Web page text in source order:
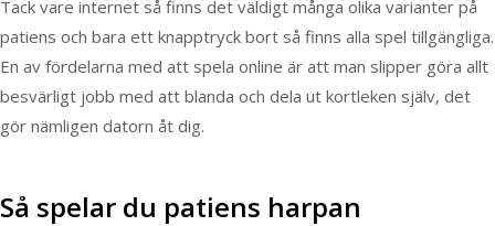
Tack vare internet så finns det väldigt många olika varianter på
patiens och bara ett knapptryck bort så finns alla spel tillgängliga.
En av fördelarna med att spela online är att man slipper göra allt
besvärligt jobb med att blanda och dela ut kortleken själv, det
gör nämligen datorn åt dig.
Så spelar du patiens harpan